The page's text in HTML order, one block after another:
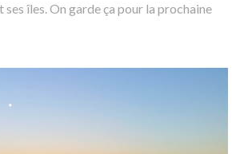
ses îles. On garde ça pour la prochaine